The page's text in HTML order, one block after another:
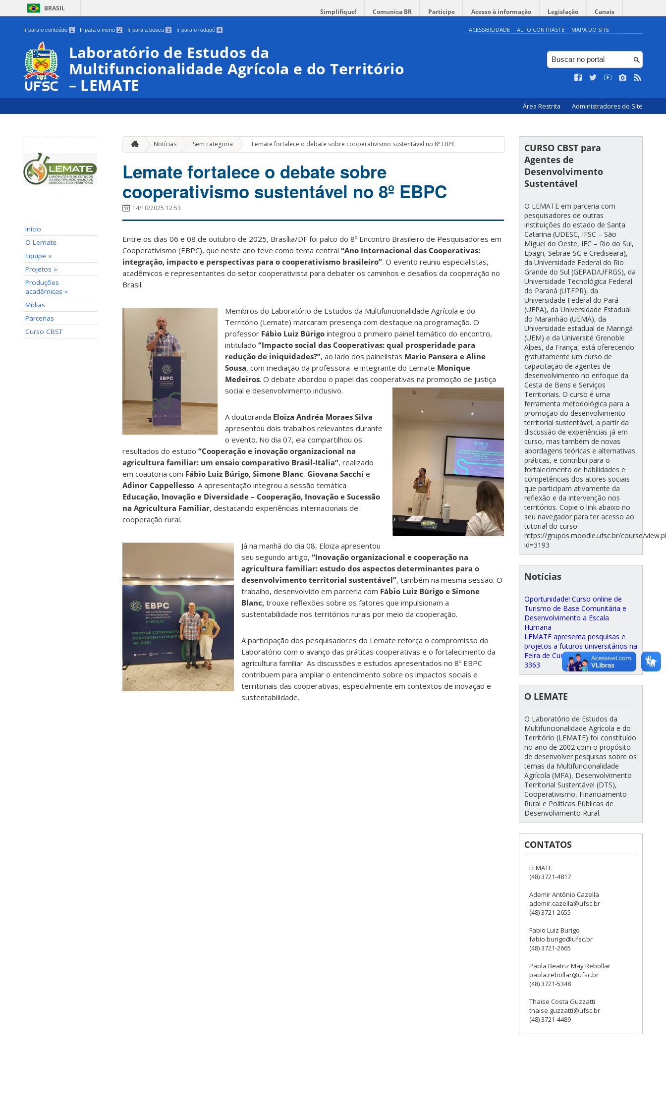
BRASIL Simplifique! Comunica BR Participe Acesso à informação Legislação Canais
Ir para o conteúdo 1 Ir para o menu 2 Ir para a busca 3 Ir para o rodapé 4 ACESSIBILIDADE ALTO CONTRASTE MAPA DO SITE
Laboratório de Estudos da
Multifuncionalidade Agrícola e do Território
– LEMATE
Área Restrita Administradores do Site
Início
O Lemate
Equipe »
Projetos »
Produções
acadêmicas »
Mídias
Parcerias
Curso CBST
Notícias Sem categoria » Lemate fortalece o debate sobre cooperativismo sustentável no 8º EBPC
Lemate fortalece o debate sobre
cooperativismo sustentável no 8º EBPC
14/10/2025 12:53
Entre os dias 06 e 08 de outubro de 2025, Brasília/DF foi palco do 8º Encontro Brasileiro de Pesquisadores em
Cooperativismo (EBPC), que neste ano teve como tema central “Ano Internacional das Cooperativas:
integração, impacto e perspectivas para o cooperativismo brasileiro”. O evento reuniu especialistas,
acadêmicos e representantes do setor cooperativista para debater os caminhos e desafios da cooperação no
Brasil.
Membros do Laboratório de Estudos da Multifuncionalidade Agrícola e do
Território (Lemate) marcaram presença com destaque na programação. O
professor Fábio Luiz Búrigo integrou o primeiro painel temático do encontro,
intitulado “Impacto social das Cooperativas: qual prosperidade para
redução de iniquidades?”, ao lado dos painelistas Mario Pansera e Aline
Sousa, com mediação da professora e integrante do Lemate Monique
Medeiros. O debate abordou o papel das cooperativas na promoção de justiça
social e desenvolvimento inclusivo.
A doutoranda Eloiza Andréa Moraes Silva
apresentou dois trabalhos relevantes durante
o evento. No dia 07, ela compartilhou os
resultados do estudo “Cooperação e inovação organizacional na
agricultura familiar: um ensaio comparativo Brasil-Itália”, realizado
em coautoria com Fábio Luiz Búrigo, Simone Blanc, Giovana Sacchi e
Adinor Cappellesso. A apresentação integrou a sessão temática
Educação, Inovação e Diversidade – Cooperação, Inovação e Sucessão
na Agricultura Familiar, destacando experiências internacionais de
cooperação rural.
Já na manhã do dia 08, Eloiza apresentou
seu segundo artigo, “Inovação organizacional e cooperação na
agricultura familiar: estudo dos aspectos determinantes para o
desenvolvimento territorial sustentável”, também na mesma sessão. O
trabalho, desenvolvido em parceria com Fábio Luiz Búrigo e Simone
Blanc, trouxe reflexões sobre os fatores que impulsionam a
sustentabilidade nos territórios rurais por meio da cooperação.
A participação dos pesquisadores do Lemate reforça o compromisso do
Laboratório com o avanço das práticas cooperativas e o fortalecimento da
agricultura familiar. As discussões e estudos apresentados no 8º EBPC
contribuem para ampliar o entendimento sobre os impactos sociais e
territoriais das cooperativas, especialmente em contextos de inovação e
sustentabilidade.
CURSO CBST para
Agentes de
Desenvolvimento
Sustentável
O LEMATE em parceria com
pesquisadores de outras
instituições do estado de Santa
Catarina (UDESC, IFSC – São
Miguel do Oeste, IFC – Rio do Sul,
Epagri, Sebrae-SC e Crediseara),
da Universidade Federal do Rio
Grande do Sul (GEPAD/UFRGS), da
Universidade Tecnológica Federal
do Paraná (UTFPR), da
Universidade Federal do Pará
(UFPA), da Universidade Estadual
do Maranhão (UEMA), da
Universidade estadual de Maringá
(UEM) e da Université Grenoble
Alpes, da França, está oferecendo
gratuitamente um curso de
capacitação de agentes de
desenvolvimento no enfoque da
Cesta de Bens e Serviços
Territoriais. O curso é uma
ferramenta metodológica para a
promoção do desenvolvimento
territorial sustentável, a partir da
discussão de experiências já em
curso, mas também de novas
abordagens teóricas e alternativas
práticas, e contribui para o
fortalecimento de habilidades e
competências dos atores sociais
que participam ativamente da
reflexão e da intervenção nos
territórios. Copie o link abaixo no
seu navegador para ter acesso ao
tutorial do curso:
https://grupos.moodle.ufsc.br/course/
id=3193
Notícias
Oportunidade! Curso online de
Turismo de Base Comunitária e
Desenvolvimento a Escala
Humana
LEMATE apresenta pesquisas e
projetos a futuros universitários na
Feira de Cursos da UFSC
3363
O LEMATE
O Laboratório de Estudos da
Multifuncionalidade Agrícola e do
Território (LEMATE) foi constituído
no ano de 2002 com o propósito
de desenvolver pesquisas sobre os
temas da Multifuncionalidade
Agrícola (MFA), Desenvolvimento
Territorial Sustentável (DTS),
Cooperativismo, Financiamento
Rural e Políticas Públicas de
Desenvolvimento Rural.
CONTATOS
LEMATE
(48) 3721-4817
Ademir Antônio Cazella
ademir.cazella@ufsc.br
(48) 3721-2655
Fabio Luiz Burigo
fabio.burigo@ufsc.br
(48) 3721-2665
Paola Beatriz May Rebollar
paola.rebollar@ufsc.br
(48) 3721-5348
Thaise Costa Guzzatti
thaise.guzzatti@ufsc.br
(48) 3721-4489